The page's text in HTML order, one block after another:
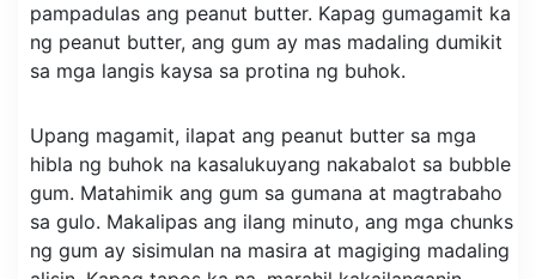
pampadulas ang peanut butter. Kapag gumagamit ka
ng peanut butter, ang gum ay mas madaling dumikit
sa mga langis kaysa sa protina ng buhok.
Upang magamit, ilapat ang peanut butter sa mga
hibla ng buhok na kasalukuyang nakabalot sa bubble
gum. Matahimik ang gum sa gumana at magtrabaho
sa gulo. Makalipas ang ilang minuto, ang mga chunks
ng gum ay sisimulan na masira at magiging madaling